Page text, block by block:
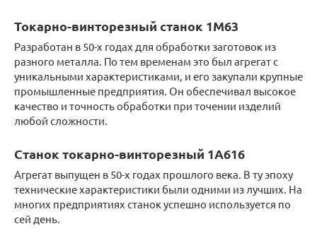
Токарно-винторезный станок 1М63
Разработан в 50-х годах для обработки заготовок из
разного металла. По тем временам это был агрегат с
уникальными характеристиками, и его закупали крупные
промышленные предприятия. Он обеспечивал высокое
качество и точность обработки при точении изделий
любой сложности.
Станок токарно-винторезный 1А616
Агрегат выпущен в 50-х годах прошлого века. В ту эпоху
технические характеристики были одними из лучших. На
многих предприятиях станок успешно используется по
сей день.